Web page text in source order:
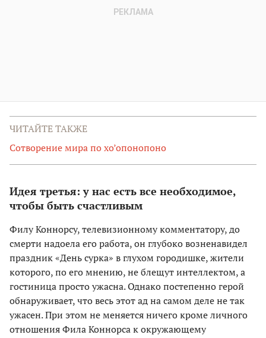
ЧИТАЙТЕ ТАКЖЕ
Сотворение мира по хо’опонопоно
Идея третья: у нас есть все необходимое,
чтобы быть счастливым
Филу Коннорсу, телевизионному комментатору, до
смерти надоела его работа, он глубоко возненавидел
праздник «День сурка» в глухом городишке, жители
которого, по его мнению, не блещут интеллектом, а
гостиница просто ужасна. Однако постепенно герой
обнаруживает, что весь этот ад на самом деле не так
ужасен. При этом не меняется ничего кроме личного
отношения Фила Коннорса к окружающему